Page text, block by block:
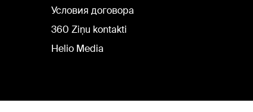
Условия договора
360 Ziņu kontakti
Helio Media